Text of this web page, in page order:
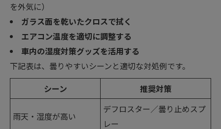
を外気に）
ガラス面を乾いたクロスで拭く
エアコン温度を適切に調整する
車内の湿度対策グッズを活用する
下記表は、曇りやすいシーンと適切な対処例です。
シーン
推奨対策
雨天・湿度が高い
デフロスター／曇り止めスプ
レー